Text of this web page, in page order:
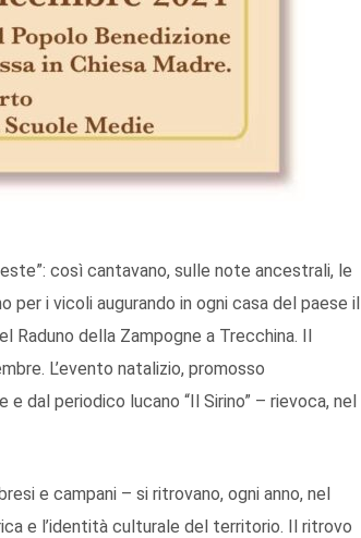
così cantavano, sulle note ancestrali, le
per i vicoli augurando in ogni casa del paese il
Raduno della Zampogne a Trecchina. Il
L’evento natalizio, promosso
dal periodico lucano “Il Sirino” – rievoca, nel
e campani – si ritrovano, ogni anno, nel
e l’identità culturale del territorio. Il ritrovo